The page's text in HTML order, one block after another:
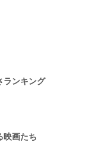
ランキング
映画たち